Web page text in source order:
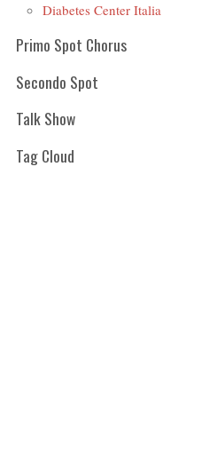
Diabetes Center Italia
Primo Spot Chorus
Secondo Spot
Talk Show
Tag Cloud